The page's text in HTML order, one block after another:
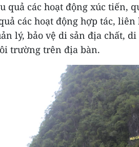
quả các hoạt động xúc tiến,
các hoạt động hợp tác,
lý, bảo vệ di sản địa chất,
trường trên địa bàn.